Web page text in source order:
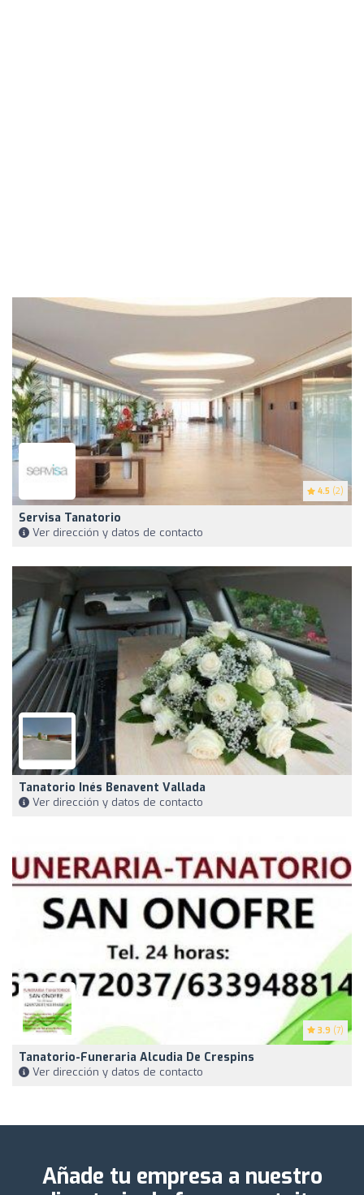
4.5 (2)
Servisa Tanatorio
Ver dirección y datos de contacto
Tanatorio Inés Benavent Vallada
Ver dirección y datos de contacto
3.9 (7)
Tanatorio-Funeraria Alcudia De Crespins
Ver dirección y datos de contacto
Añade tu empresa a nuestro